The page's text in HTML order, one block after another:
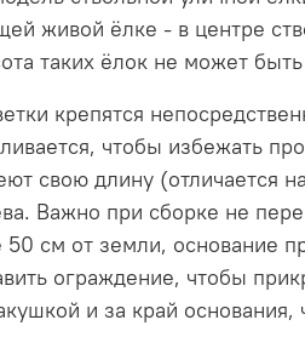
живой ёлке - в центре
таких ёлок не может
крепятся
чтобы избежать
свою длину (отличается
Важно при сборке не
50 см от земли, основание
ограждение, чтобы
и за край основания,